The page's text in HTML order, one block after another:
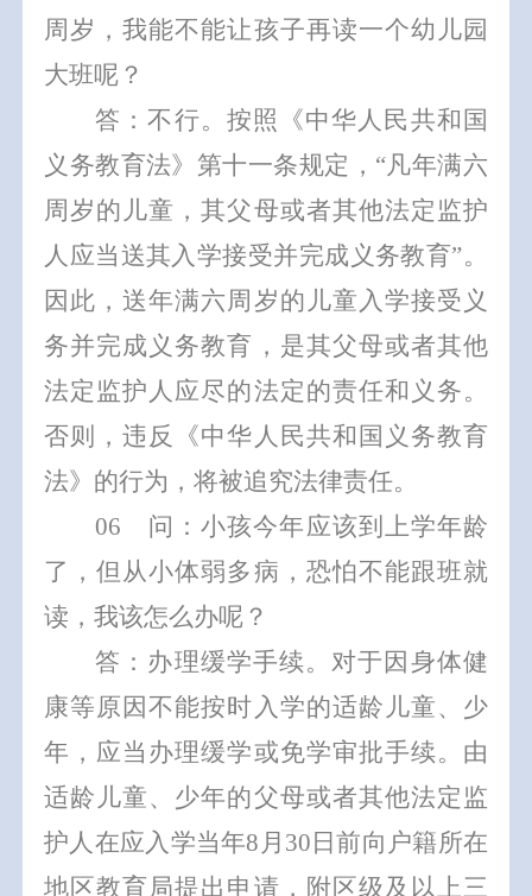
周岁，我能不能让孩子再读一个幼儿园
大班呢？
答：不行。 按照
《中华人民共和国
义务教育法》 第十一条规定， “凡年满六
周岁的儿童，其父母或者其他法定监护
人应当送其入学接受并完成义务教育”。
因此，送年满六周岁的儿童入学接受义
务并完成义务教育，是其父母或者其他
法定监护人应尽的法定的责任和义务。
否则，违反《中华人民共和国义务教育
法》 的行为，将被追究法律责任。
06
问：小孩今年应该到上学年龄
了，但从小体弱多病，恐怕不能跟班就
读，我该怎么办呢？
答： 办理缓学手续。对于因身体健
康等原因不能按时入学的适龄儿童、少
年， 应当办理缓学或免学审批手续。 由
适龄儿童、少年的父母或者其他法定监
护人在应入学当年8 月 30 日前向 户籍所在
地区教育局提出申请，附区级及 以上三